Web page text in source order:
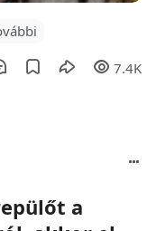
7.4K
a